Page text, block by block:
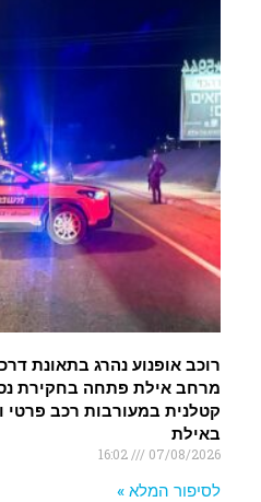
רוכב אופנוע נהרג בתאונת
מרחב אילת פתחה בחקירת
קטלנית במעורבות רכב פרטי
באילת
07/08/2026
16:02
לסיפור המלא »